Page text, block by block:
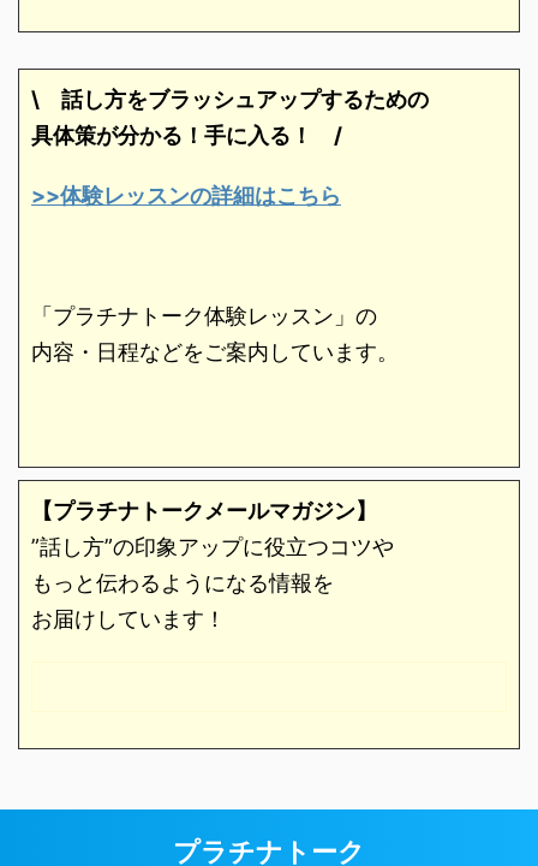
\ 話し方をブラッシュアップするための
具体策が分かる！手に入る！ /
>>体験レッスンの詳細はこちら
「プラチナトーク体験レッスン」の
内容・日程などをご案内しています。
【プラチナトークメールマガジン】
”話し方”の印象アップに役立つコツや
もっと伝わるようになる情報を
お届けしています！
プラチナトーク